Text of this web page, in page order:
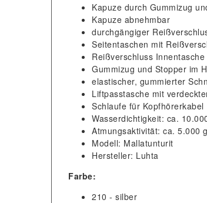
Kapuze durch Gummizug
Kapuze abnehmbar
durchgängiger
Seitentaschen mit
Reißverschluss Innentasche
Gummizug und Stopper im
elastischer, gummierter
Liftpasstasche mit
Schlaufe für Kopfhörerkabel
Wasserdichtigkeit: ca.
Atmungsaktivität: ca. 5.000
Modell: Mallatunturit
Hersteller: Luhta
Farbe:
210 - silber